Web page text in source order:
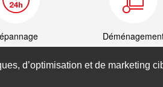
d’optimisation et de marketing